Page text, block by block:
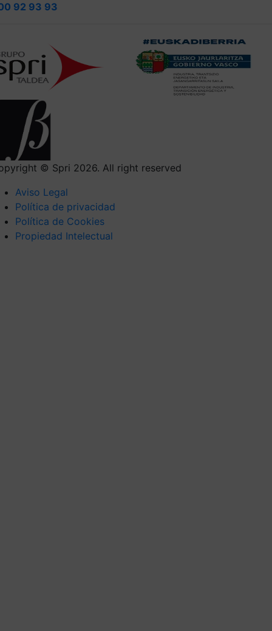
92 93 93
© Spri 2026. All right reserved
Aviso Legal
Política de privacidad
Política de Cookies
Propiedad Intelectual